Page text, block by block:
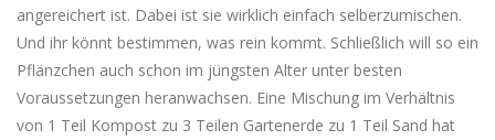
angereichert ist. Dabei ist sie wirklich einfach selberzumischen.
Und ihr könnt bestimmen, was rein kommt. Schließlich will so ein
Pflänzchen auch schon im jüngsten Alter unter besten
Voraussetzungen heranwachsen. Eine Mischung im Verhältnis
von 1 Teil Kompost zu 3 Teilen Gartenerde zu 1 Teil Sand hat